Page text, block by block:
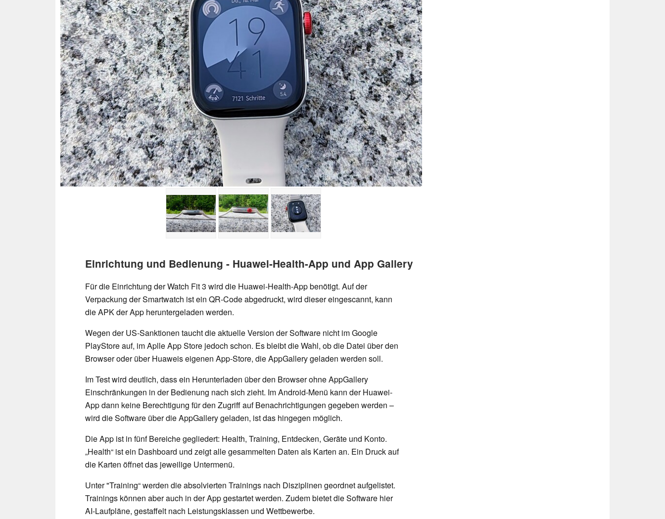
Einrichtung und Bedienung - Huawei-Health-App und App Gallery
Für die Einrichtung der Watch Fit 3 wird die Huawei-Health-App benötigt. Auf der
Verpackung der Smartwatch ist ein QR-Code abgedruckt, wird dieser eingescannt, kann
die APK der App heruntergeladen werden.
Wegen der US-Sanktionen taucht die aktuelle Version der Software nicht im Google
PlayStore auf, im Aplle App Store jedoch schon. Es bleibt die Wahl, ob die Datei über den
Browser oder über Huaweis eigenen App-Store, die AppGallery geladen werden soll.
Im Test wird deutlich, dass ein Herunterladen über den Browser ohne AppGallery
Einschränkungen in der Bedienung nach sich zieht. Im Android-Menü kann der Huawei-
App dann keine Berechtigung für den Zugriff auf Benachrichtigungen gegeben werden –
wird die Software über die AppGallery geladen, ist das hingegen möglich.
Die App ist in fünf Bereiche gegliedert: Health, Training, Entdecken, Geräte und Konto.
„Health“ ist ein Dashboard und zeigt alle gesammelten Daten als Karten an. Ein Druck auf
die Karten öffnet das jeweilige Untermenü.
Unter "Training“ werden die absolvierten Trainings nach Disziplinen geordnet aufgelistet.
Trainings können aber auch in der App gestartet werden. Zudem bietet die Software hier
AI-Laufpläne, gestaffelt nach Leistungsklassen und Wettbewerbe.